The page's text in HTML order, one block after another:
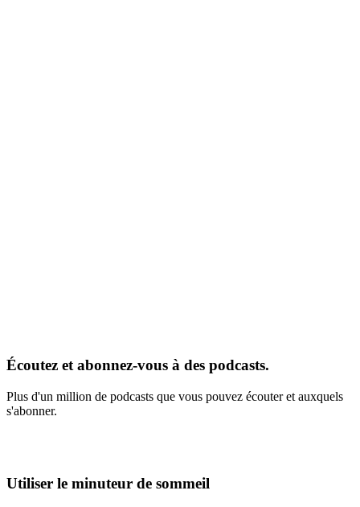
Écoutez et abonnez-vous à des podcasts.
Plus d'un million de podcasts que vous pouvez écouter et auxquels
s'abonner.
Utiliser le minuteur de sommeil